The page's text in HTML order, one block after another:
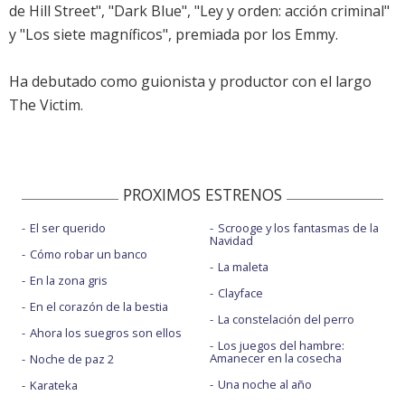
de Hill Street", "Dark Blue", "Ley y orden: acción criminal"
y "Los siete magníficos", premiada por los Emmy.
Ha debutado como guionista y productor con el largo
The Victim.
PROXIMOS ESTRENOS
El ser querido
Cómo robar un banco
En la zona gris
En el corazón de la bestia
Ahora los suegros son ellos
Noche de paz 2
Karateka
Scrooge y los fantasmas de la
Navidad
La maleta
Clayface
La constelación del perro
Los juegos del hambre:
Amanecer en la cosecha
Una noche al año